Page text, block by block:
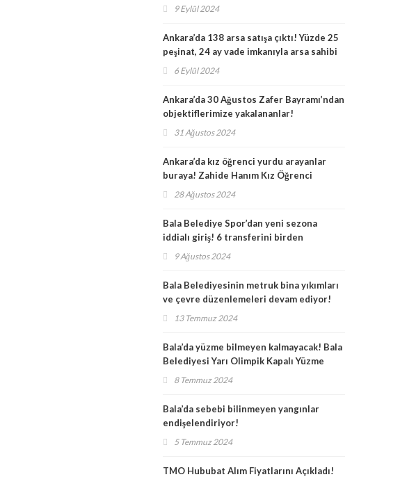
9 Eylül 2024
Ankara’da 138 arsa satışa çıktı! Yüzde 25
peşinat, 24 ay vade imkanıyla arsa sahibi
olun!6 Eylül 2024
Ankara’da 30 Ağustos Zafer Bayramı’ndan
objektiflerimize yakalananlar!
31 Ağustos 2024
Ankara’da kız öğrenci yurdu arayanlar
buraya! Zahide Hanım Kız Öğrenci
Yurdu’na nasıl gidilir, fiyatı ve imkanı?
Zahide Hanım Kız Öğrenci Yurdu
Necatibey ve Kurtuluş şubesi yol tarifi!
28 Ağustos 2024
Bala Belediye Spor’dan yeni sezona
iddialı giriş! 6 transferini birden
duyurdu!
9 Ağustos 2024
Bala Belediyesinin metruk bina yıkımları
ve çevre düzenlemeleri devam ediyor!
13 Temmuz 2024
Bala’da yüzme bilmeyen kalmayacak! Bala
Belediyesi Yarı Olimpik Kapalı Yüzme
Havuzu’nda kurslar başladı!
8 Temmuz 2024
Bala’da sebebi bilinmeyen yangınlar
endişelendiriyor!
5 Temmuz 2024
TMO Hububat Alım Fiyatlarını Açıkladı!